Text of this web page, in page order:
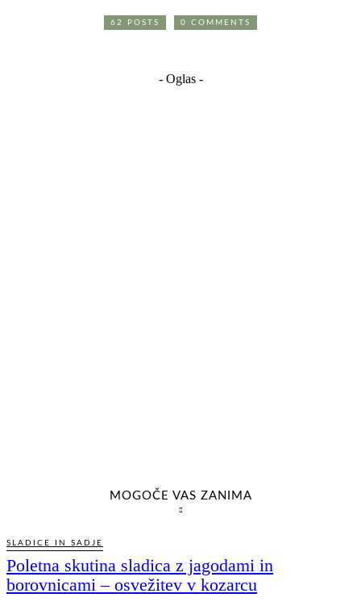
62 POSTS 0 COMMENTS
- Oglas -
MOGOČE VAS ZANIMA
SLADICE IN SADJE
Poletna skutina sladica z jagodami in
borovnicami – osvežitev v kozarcu